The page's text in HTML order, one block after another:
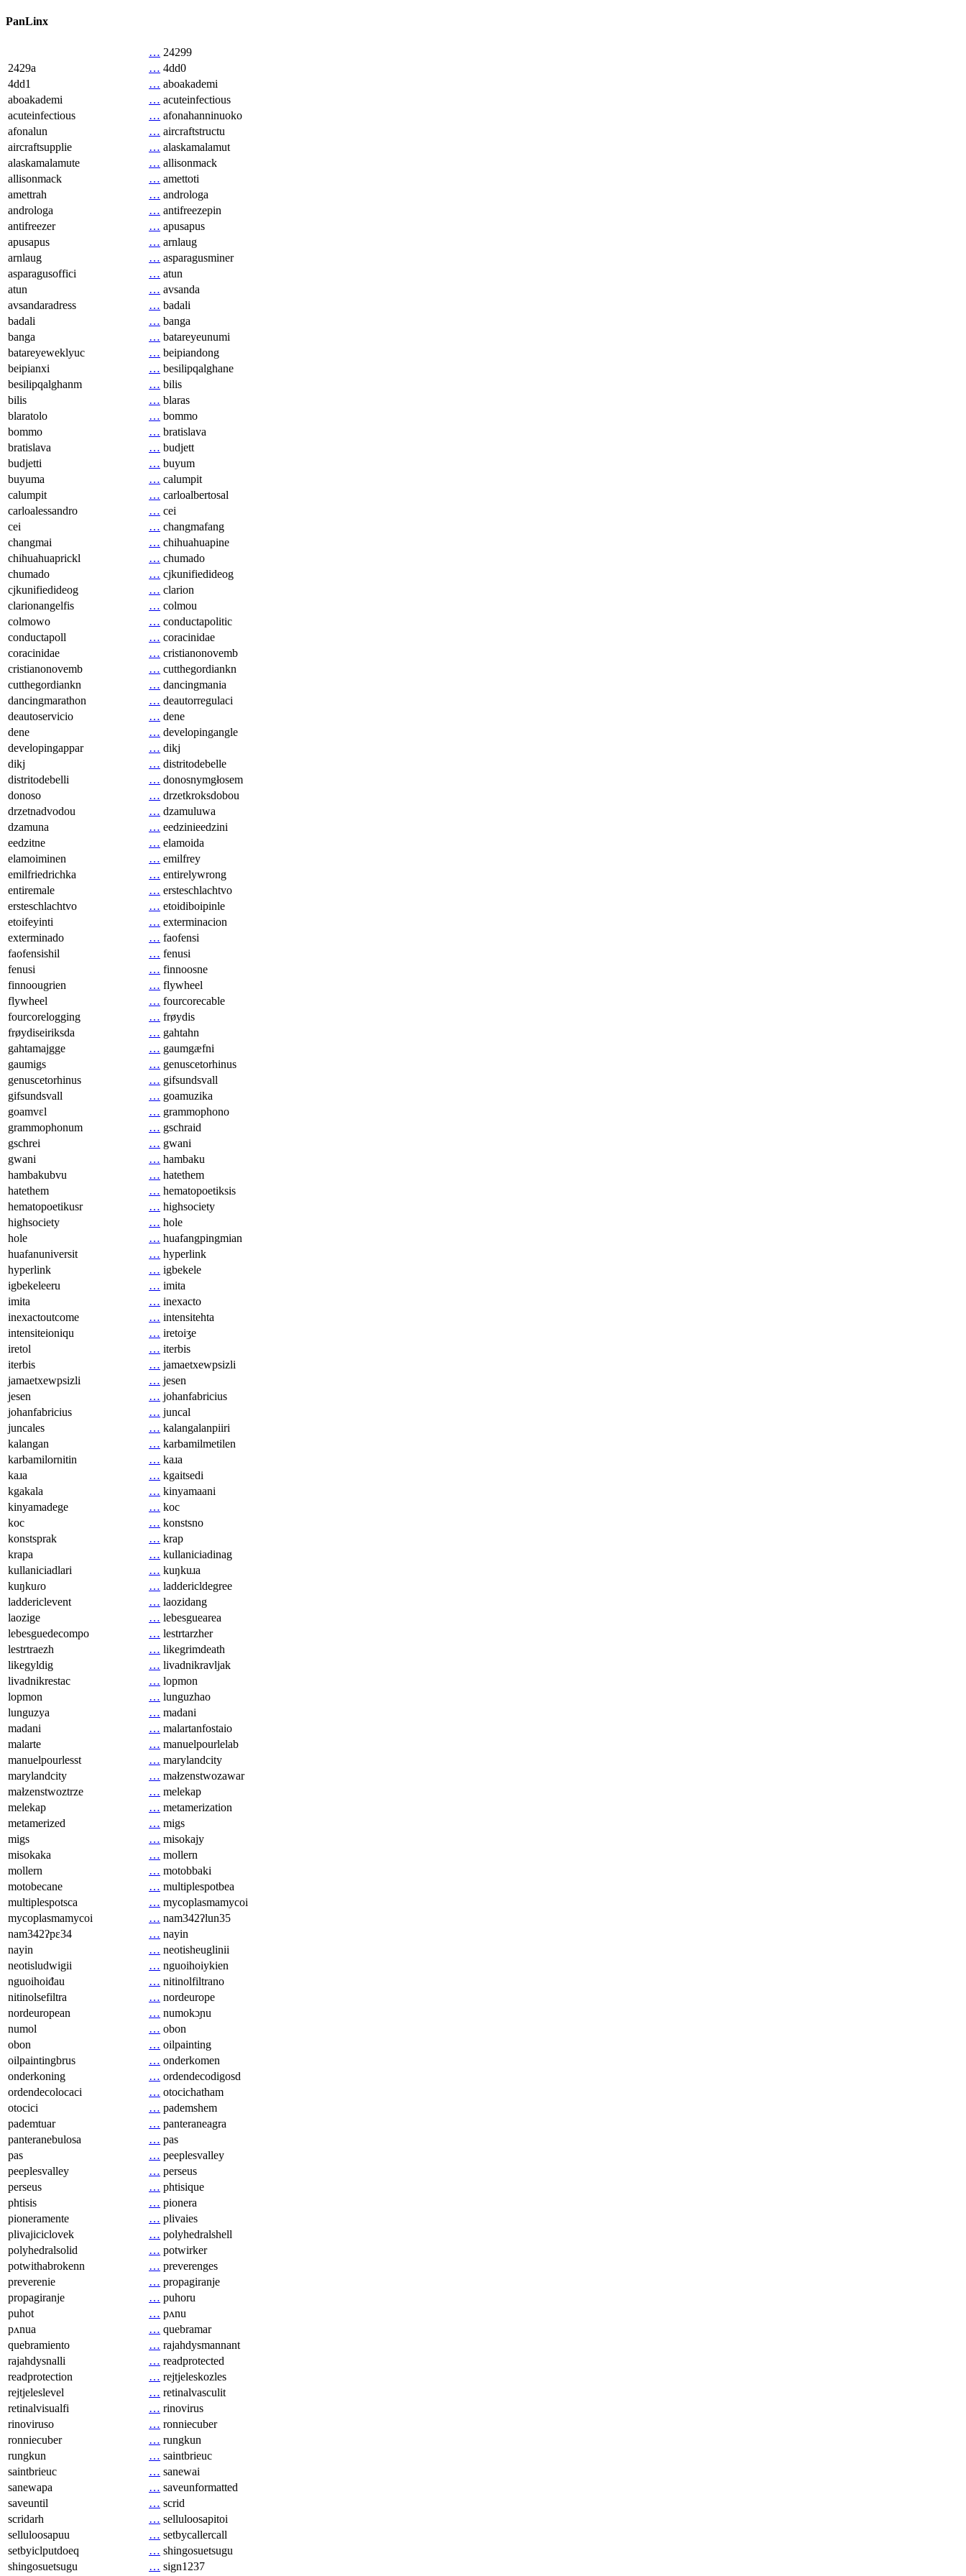
PanLinx
… 24299
2429a
… 4dd0
4dd1
… aboakademi
aboakademi
… acuteinfectious
acuteinfectious
… afonahanninuoko
afonalun
… aircraftstructu
aircraftsupplie
… alaskamalamut
alaskamalamute
… allisonmack
allisonmack
… amettoti
amettrah
… androloga
androloga
… antifreezepin
antifreezer
… apusapus
apusapus
… arnlaug
arnlaug
… asparagusminer
asparagusoffici
… atun
atun
… avsanda
avsandaradress
… badali
badali
… banga
banga
… batareyeunumi
batareyeweklyuc
… beipiandong
beipianxi
… besilipqalghane
besilipqalghanm
… bilis
bilis
… blaras
blaratolo
… bommo
bommo
… bratislava
bratislava
… budjett
budjetti
… buyum
buyuma
… calumpit
calumpit
… carloalbertosal
carloalessandro
… cei
cei
… changmafang
changmai
… chihuahuapine
chihuahuaprickl
… chumado
chumado
… cjkunifiedideog
cjkunifiedideog
… clarion
clarionangelfis
… colmou
colmowo
… conductapolitic
conductapoll
… coracinidae
coracinidae
… cristianonovemb
cristianonovemb
… cutthegordiankn
cutthegordiankn
… dancingmania
dancingmarathon
… deautorregulaci
deautoservicio
… dene
dene
… developingangle
developingappar
… dikj
dikj
… distritodebelle
distritodebelli
… donosnymgłosem
donoso
… drzetkroksdobou
drzetnadvodou
… dzamuluwa
dzamuna
… eedzinieedzini
eedzitne
… elamoida
elamoiminen
… emilfrey
emilfriedrichka
… entirelywrong
entiremale
… ersteschlachtvo
ersteschlachtvo
… etoidiboipinle
etoifeyinti
… exterminacion
exterminado
… faofensi
faofensishil
… fenusi
fenusi
… finnoosne
finnoougrien
… flywheel
flywheel
… fourcorecable
fourcorelogging
… frøydis
frøydiseiriksda
… gahtahn
gahtamajgge
… gaumgæfni
gaumigs
… genuscetorhinus
genuscetorhinus
… gifsundsvall
gifsundsvall
… goamuzika
goamvɛl
… grammophono
grammophonum
… gschraid
gschrei
… gwani
gwani
… hambaku
hambakubvu
… hatethem
hatethem
… hematopoetiksis
hematopoetikusr
… highsociety
highsociety
… hole
hole
… huafangpingmian
huafanuniversit
… hyperlink
hyperlink
… igbekele
igbekeleeru
… imita
imita
… inexacto
inexactoutcome
… intensitehta
intensiteioniqu
… iretoiʒe
iretol
… iterbis
iterbis
… jamaetxewpsizli
jamaetxewpsizli
… jesen
jesen
… johanfabricius
johanfabricius
… juncal
juncales
… kalangalanpiiri
kalangan
… karbamilmetilen
karbamilornitin
… kaɹa
kaɹa
… kgaitsedi
kgakala
… kinyamaani
kinyamadege
… koc
koc
… konstsno
konstsprak
… krap
krapa
… kullaniciadinag
kullaniciadlari
… kuŋkuɹa
kuŋkuɾo
… laddericldegree
laddericlevent
… laozidang
laozige
… lebesguearea
lebesguedecompo
… lestrtarzher
lestrtraezh
… likegrimdeath
likegyldig
… livadnikravljak
livadnikrestac
… lopmon
lopmon
… lunguzhao
lunguzya
… madani
madani
… malartanfostaio
malarte
… manuelpourlelab
manuelpourlesst
… marylandcity
marylandcity
… małzenstwozawar
małzenstwoztrze
… melekap
melekap
… metamerization
metamerized
… migs
migs
… misokajy
misokaka
… mollern
mollern
… motobbaki
motobecane
… multiplespotbea
multiplespotsca
… mycoplasmamycoi
mycoplasmamycoi
… nam342ʔlun35
nam342ʔpɛ34
… nayin
nayin
… neotisheuglinii
neotisludwigii
… nguoihoiykien
nguoihoiđau
… nitinolfiltrano
nitinolsefiltra
… nordeurope
nordeuropean
… numokɔɲu
numol
… obon
obon
… oilpainting
oilpaintingbrus
… onderkomen
onderkoning
… ordendecodigosd
ordendecolocaci
… otocichatham
otocici
… pademshem
pademtuar
… panteraneagra
panteranebulosa
… pas
pas
… peeplesvalley
peeplesvalley
… perseus
perseus
… phtisique
phtisis
… pionera
pioneramente
… plivaies
plivajiciclovek
… polyhedralshell
polyhedralsolid
… potwirker
potwithabrokenn
… preverenges
preverenie
… propagiranje
propagiranje
… puhoru
puhot
… pʌnu
pʌnua
… quebramar
quebramiento
… rajahdysmannant
rajahdysnalli
… readprotected
readprotection
… rejtjeleskozles
rejtjeleslevel
… retinalvasculit
retinalvisualfi
… rinovirus
rinoviruso
… ronniecuber
ronniecuber
… rungkun
rungkun
… saintbrieuc
saintbrieuc
… sanewai
sanewapa
… saveunformatted
saveuntil
… scrid
scridarh
… selluloosapitoi
selluloosapuu
… setbycallercall
setbyiclputdoeq
… shingosuetsugu
shingosuetsugu
… sign1237